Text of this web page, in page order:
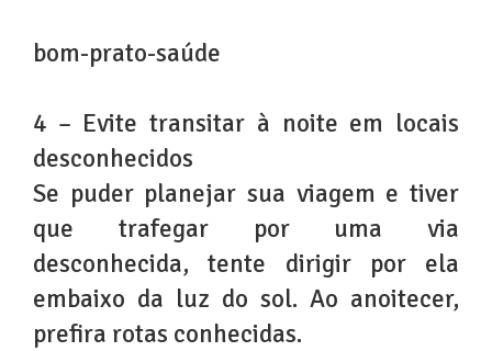
bom-prato-saúde
4 – Evite transitar à noite em locais
desconhecidos
Se puder planejar sua viagem e tiver
que trafegar por uma via
desconhecida, tente dirigir por ela
embaixo da luz do sol. Ao anoitecer,
prefira rotas conhecidas.